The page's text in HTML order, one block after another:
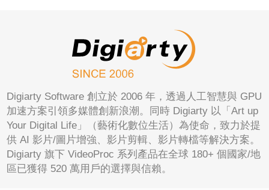
Digiarty Software 創立於 2006 年，透過人工智慧與 GPU
加速方案引領多媒體創新浪潮。同時 Digiarty 以「Art up
Your Digital Life」（藝術化數位生活）為使命，致力於提
供 AI 影片/圖片增強、影片剪輯、影片轉檔等解決方案。
Digiarty 旗下 VideoProc 系列產品在全球 180+ 個國家/地
區已獲得 520 萬用戶的選擇與信賴。